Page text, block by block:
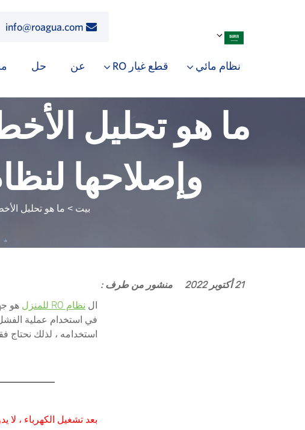
info@roagua.com
نظام مائي قطع غيار RO عن حل
ما هو تحليل
وإصلاحها
بيت > ما هو تحليل
21 أكتوبر 2022
منشور من طرف :
ال نظام RO للمنزل
هو
في استخدام عملية
استخدامه ، لذلك نحتاج
بعد تشغيل الكهرباء ، لا